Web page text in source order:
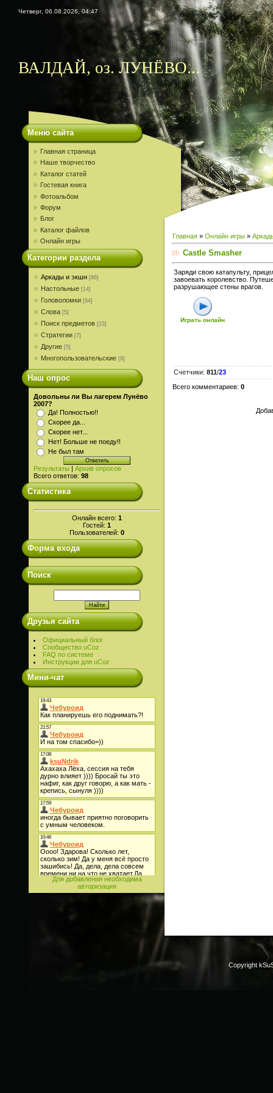
Четверг, 06.08.2026, 04:47
ВАЛДАЙ, оз. ЛУНЁВО...
Меню сайта
Главная страница
Наше творчество
Каталог статей
Гостевая книга
Фотоальбом
Форум
Блог
Каталог файлов
Онлайн игры
Категории раздела
Аркады и экшн [86]
Настольные [14]
Головоломки [64]
Слова [5]
Поиск предметов [23]
Стратегии [7]
Другие [5]
Многопользовательские [9]
Наш опрос
Довольны ли Вы лагерем Лунёво
2007?
Да! Полностью!!
Скорее да...
Скорее нет...
Нет! Больше не поеду!!
Не был там
Результаты | Архив опросов
Всего ответов: 98
Статистика
Онлайн всего: 1
Гостей: 1
Пользователей: 0
Форма входа
Поиск
Друзья сайта
Официальный блог
Сообщество uCoz
FAQ по системе
Инструкции для uCoz
Мини-чат
Для добавления необходима
авторизация
Главная » Онлайн игры »
Castle Smasher
Заряди свою катапульту,
завоевать королевство.
разрушающее стены врагов.
Играть онлайн
Счетчики: 811/23
Всего комментариев: 0
Copyright